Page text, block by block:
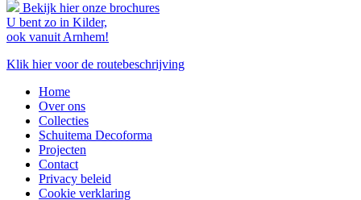
Bekijk hier onze brochures
U bent zo in Kilder,
ook vanuit Arnhem!
Klik hier voor de routebeschrijving
Home
Over ons
Collecties
Schuitema Decoforma
Projecten
Contact
Privacy beleid
Cookie verklaring